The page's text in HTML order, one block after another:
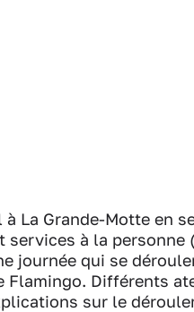
La Grande-Motte en
à la personne
journée qui se
Flamingo. Différents
sur le